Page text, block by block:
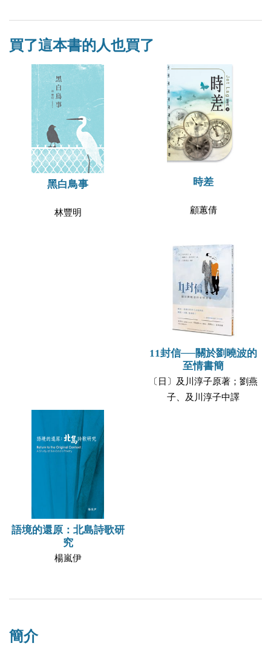
買了這本書的人也買了
黑白鳥事
林豐明
時差
顧蕙倩
11封信──關於劉曉波的
至情書簡
〔日〕及川淳子原著；劉燕
子、及川淳子中譯
語境的還原：北島詩歌研
究
楊嵐伊
簡介